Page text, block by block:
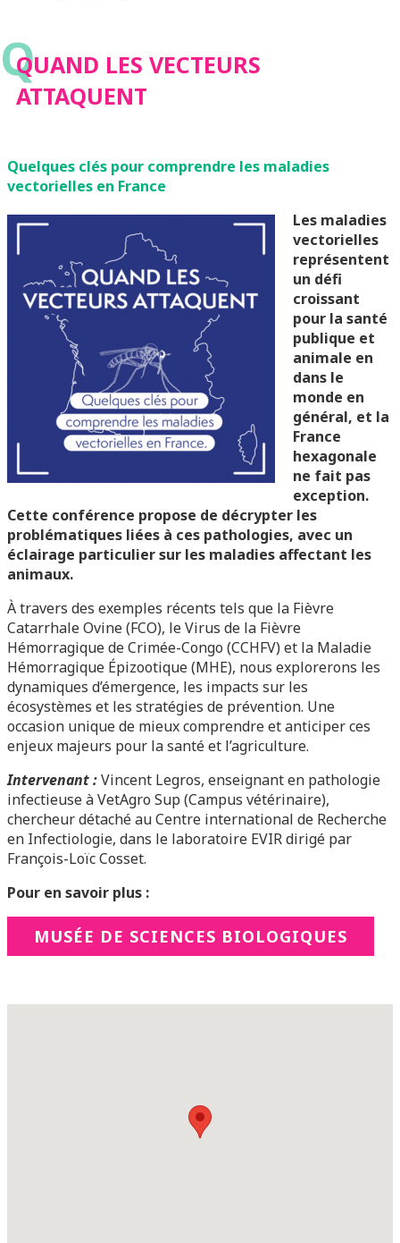
Q
QUAND LES VECTEURS
ATTAQUENT
Quelques clés pour comprendre les maladies
vectorielles en France
Les maladies
vectorielles
représentent
un défi
croissant
pour la santé
publique et
animale en
dans le
monde en
général, et la
France
hexagonale
ne fait pas
exception.
Cette conférence propose de décrypter les
problématiques liées à ces pathologies, avec un
éclairage particulier sur les maladies affectant les
animaux.
À travers des exemples récents tels que la Fièvre
Catarrhale Ovine (FCO), le Virus de la Fièvre
Hémorragique de Crimée-Congo (CCHFV) et la Maladie
Hémorragique Épizootique (MHE), nous explorerons les
dynamiques d’émergence, les impacts sur les
écosystèmes et les stratégies de prévention. Une
occasion unique de mieux comprendre et anticiper ces
enjeux majeurs pour la santé et l’agriculture.
Intervenant :Vincent Legros, enseignant en pathologie
infectieuse à VetAgro Sup (Campus vétérinaire),
chercheur détaché au Centre international de Recherche
en Infectiologie, dans le laboratoire EVIR dirigé par
François-Loïc Cosset.
Pour en savoir plus :
MUSÉE DE SCIENCES BIOLOGIQUES